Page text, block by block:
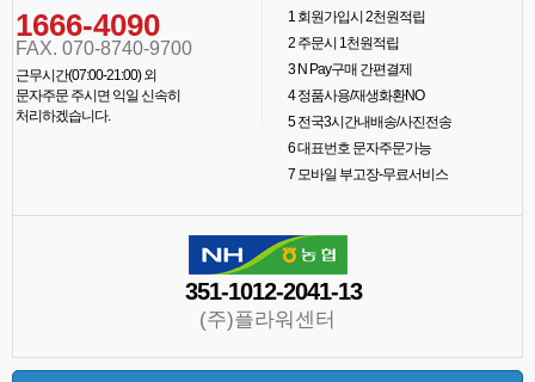
1666-4090
FAX. 070-8740-9700
근무시간(07:00-21:00) 외
문자주문 주시면 익일 신속히
처리하겠습니다.
1회원가입시 2천원적립
2주문시 1천원적립
3N Pay구매 간편결제
4정품사용/재생화환NO
5전국3시간내배송/사진전송
6대표번호 문자주문가능
7모바일 부고장-무료서비스
351-1012-2041-13
(주)플라워센터